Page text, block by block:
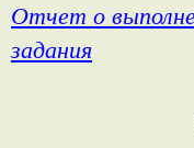
Отчет о
задания